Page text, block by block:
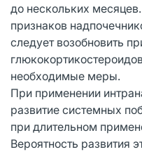
до нескольких
признаков
следует возобновить
необходимые меры.
При применении
развитие системных
при длительном
Вероятность развития